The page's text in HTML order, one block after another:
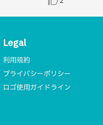
Legal
利用規約
プライバシーポリシー
ロゴ使用ガイドライン